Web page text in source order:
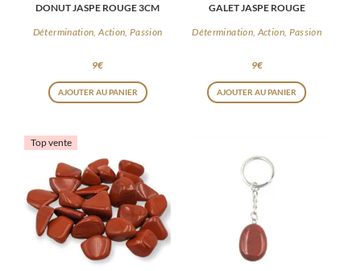
DONUT JASPE ROUGE 3CM
Détermination, Action, Passion
9€
AJOUTER AU PANIER
GALET JASPE ROUGE
Détermination, Action, Passion
9€
AJOUTER AU PANIER
Top vente